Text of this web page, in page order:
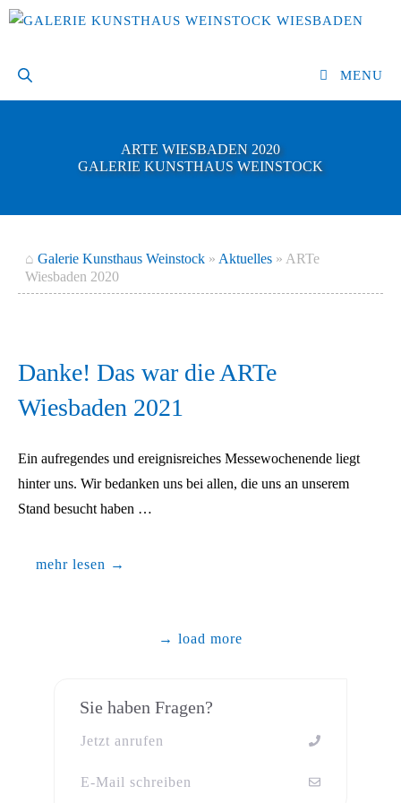
Zum
MENU
ARTE WIESBADEN 2020
GALERIE KUNSTHAUS WEINSTOCK
⌂ Galerie Kunsthaus Weinstock » Aktuelles » ARTe
Wiesbaden 2020
Danke! Das war die ARTe
Wiesbaden 2021
Ein aufregendes und ereignisreiches Messewochenende liegt
hinter uns. Wir bedanken uns bei allen, die uns an unserem
Stand besucht haben …
mehr lesen →
→ load more
Sie haben Fragen?
Jetzt anrufen
E-Mail schreiben